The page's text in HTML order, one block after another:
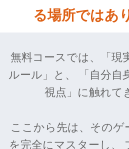
る場所ではあ
無料コースでは、「現
ルール」と、 「自分自
視点」に触れて
ここから先は、そのゲ
を完全にマスターし、